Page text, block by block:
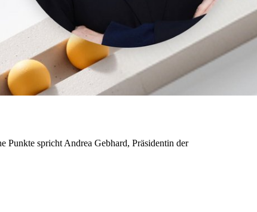
Punkte spricht Andrea Gebhard, Präsidentin der